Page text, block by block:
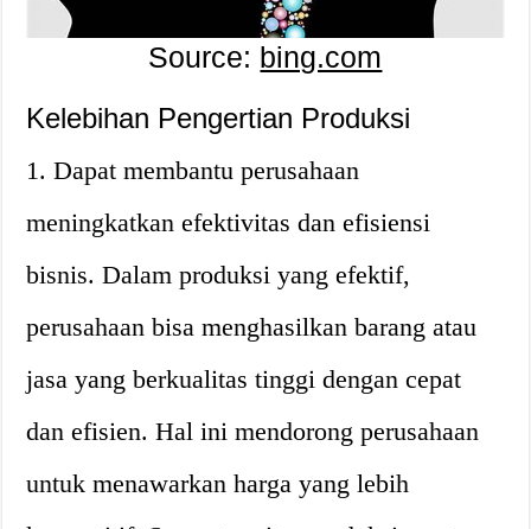
Source: bing.com
Kelebihan Pengertian Produksi
1. Dapat membantu perusahaan
meningkatkan efektivitas dan efisiensi
bisnis. Dalam produksi yang efektif,
perusahaan bisa menghasilkan barang atau
jasa yang berkualitas tinggi dengan cepat
dan efisien. Hal ini mendorong perusahaan
untuk menawarkan harga yang lebih